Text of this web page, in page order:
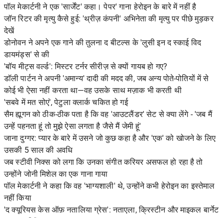
पॉल मेकार्टनी ने एक 'सार्जेंट' कहा। पेपर' गाना हेरोइन के बारे में नहीं है
जॉन रिटर की मृत्यु कैसे हुई: 'थ्रीज़ कंपनी' अभिनेता की मृत्यु पर पीछे मुड़कर
देखें
डोनोवन ने अपने एक गाने की तुलना द बीटल्स के 'लुसी इन द स्काई विद
डायमंड्स' से की
'बॉय मीट्स वर्ल्ड': मिस्टर टर्नर सीरीज़ से क्यों गायब हो गए?
डॉली पार्टन ने अपनी 'अमान्य' दादी की मदद की, जब अन्य पोते-पोतियों में से
कोई भी ऐसा नहीं करता था—वह उसके साथ मज़ाक भी करती थी
'सबवे में मत सोएं', पेटुला क्लार्क चकित हो गई
सैम ह्यूगन को ठीक-ठीक पता है कि वह 'आउटलैंडर' सेट से क्या लेंगे - 'जब मैं
उन्हें पहनता हूं तो मुझे ऐसा लगता है जैसे मैं जेमी हूं'
जाना दुग्गर: प्यार के बारे में उसने जो कुछ कहा है और 'एक' को खोजने के लिए
उसकी 5 साल की अवधि
जब स्टीवी निक्स को लगा कि उनका संगीत करियर असफल हो रहा है तो
उन्होंने जोनी मिशेल का एक गाना गाया
पॉल मेकार्टनी ने कहा कि वह 'भाग्यशाली' थे, उन्होंने कभी हेरोइन का इस्तेमाल
नहीं किया
'द क्यूरियस केस ऑफ़ नतालिया ग्रेस': नताएला, क्रिस्टीन और माइकल बार्नेट